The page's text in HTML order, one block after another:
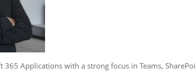
365 Applications with a strong focus in Teams,